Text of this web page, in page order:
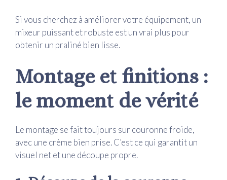
Si vous cherchez à améliorer votre équipement, un
mixeur puissant et robuste est un vrai plus pour
obtenir un praliné bien lisse.
Montage et finitions :
le moment de vérité
Le montage se fait toujours sur couronne froide,
avec une crème bien prise. C’est ce qui garantit un
visuel net et une découpe propre.